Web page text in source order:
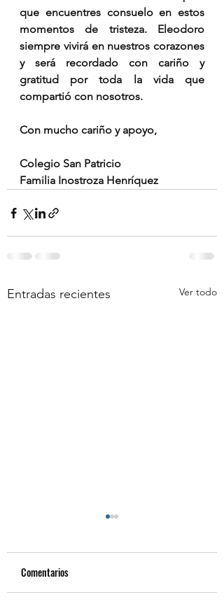
que encuentres consuelo en estos
momentos de tristeza. Eleodoro
siempre vivirá en nuestros corazones
y será recordado con cariño y
gratitud por toda la vida que
compartió con nosotros.
Con mucho cariño y apoyo,
Colegio San Patricio
Familia Inostroza Henríquez
Entradas recientes Ver todo
Comentarios